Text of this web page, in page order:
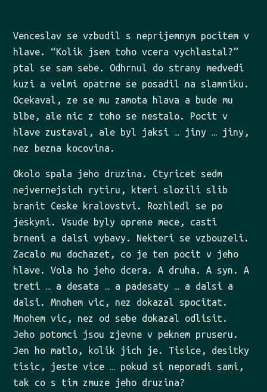
Venceslav se vzbudil s neprijemnym pocitem v
hlave. “Kolik jsem toho vcera vychlastal?”
ptal se sam sebe. Odhrnul do strany medvedi
kuzi a velmi opatrne se posadil na slamniku.
Ocekaval, ze se mu zamota hlava a bude mu
blbe, ale nic z toho se nestalo. Pocit v
hlave zustaval, ale byl jaksi … jiny … jiny,
nez bezna kocovina.
Okolo spala jeho druzina. Ctyricet sedm
nejvernejsich rytiru, kteri slozili slib
branit Ceske kralovstvi. Rozhledl se po
jeskyni. Vsude byly oprene mece, casti
brneni a dalsi vybavy. Nekteri se vzbouzeli.
Zacalo mu dochazet, co je ten pocit v jeho
hlave. Vola ho jeho dcera. A druha. A syn. A
treti … a desata … a padesaty … a dalsi a
dalsi. Mnohem vic, nez dokazal spocitat.
Mnohem vic, nez od sebe dokazal odlisit.
Jeho potomci jsou zjevne v peknem pruseru.
Jen ho matlo, kolik jich je. Tisice, desitky
tisic, jeste vice … pokud si neporadi sami,
tak co s tim zmuze jeho druzina?